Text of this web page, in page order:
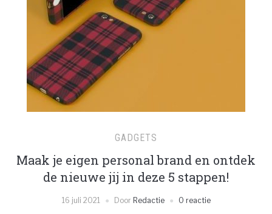
GADGETS
Maak je eigen personal brand en ontdek
de nieuwe jij in deze 5 stappen!
16 juli 2021 Door Redactie 0 reactie